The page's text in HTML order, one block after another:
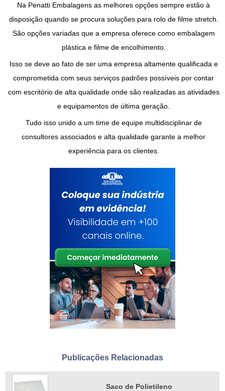
Na Penatti Embalagens as melhores opções sempre estão à
disposição quando se procura soluções para rolo de filme stretch
São opções variadas que a empresa oferece como embalagem
plástica e filme de encolhimento.
Isso se deve ao fato de ser uma empresa altamente qualificada e
comprometida com seus serviços padrões possíveis por contar
com escritório de alta qualidade onde são realizadas as atividades
e equipamentos de última geração.
Tudo isso unido a um time de equipe multidisciplinar de
consultores associados e alta qualidade garante a melhor
experiência para os clientes.
Publicações Relacionadas
Saco de Polietileno